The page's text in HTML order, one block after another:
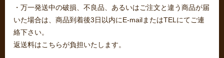
・万一発送中の破損、不良品、あるいはご注文と違う商品が届
いた場合は、商品到着後3日以内にE-mailまたはTELにてご連
絡下さい。
返送料はこちらが負担いたします。